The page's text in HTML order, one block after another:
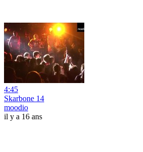
4:45
Skarbone 14
moodio
il y a 16 ans